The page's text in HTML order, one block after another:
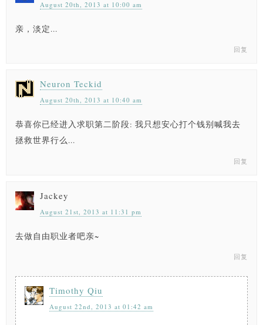
August 20th, 2013 at 10:00 am
亲，淡定...
回复
Neuron Teckid
August 20th, 2013 at 10:40 am
恭喜你已经进入求职第二阶段: 我只想安心打个钱别喊我去
拯救世界行么...
回复
Jackey
August 21st, 2013 at 11:31 pm
去做自由职业者吧亲~
回复
Timothy Qiu
August 22nd, 2013 at 01:42 am